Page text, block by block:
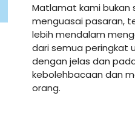
Matlamat kami
menguasai pasaran,
lebih mendalam
dari semua peringkat
dengan jelas dan
kebolehbacaan dan
orang.